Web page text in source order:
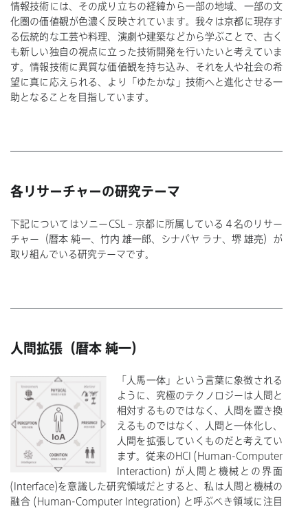
情報技術には、その成り立ちの経緯から一部の地域、一部の文
化圏の価値観が色濃く反映されています。我々は京都に現存す
る伝統的な工芸や料理、演劇や建築などから学ぶことで、古く
も新しい独自の視点に立った技術開発を行いたいと考えていま
す。情報技術に異質な価値観を持ち込み、それを人や社会の希
望に真に応えられる、より「ゆたかな」技術へと進化させる一
助となることを目指しています。
各リサーチャーの研究テーマ
下記についてはソニーCSL – 京都に所属している４名のリサー
チャー（暦本 純一、竹内 雄一郎、シナパヤ ラナ、堺 雄亮）が
取り組んでいる研究テーマです。
人間拡張（暦本 純一）
「人馬一体」という言葉に象徴される
ように、究極のテクノロジーは人間と
相対するものではなく、人間を置き換
えるものではなく、人間と一体化し、
人間を拡張していくものだと考えてい
ます。従来のHCI (Human-Computer
Interaction) が人間と機械との界面
(Interface)を意識した研究領域だとすると、私は人間と機械の
融合 (Human-Computer Integration) と呼ぶべき領域に注目